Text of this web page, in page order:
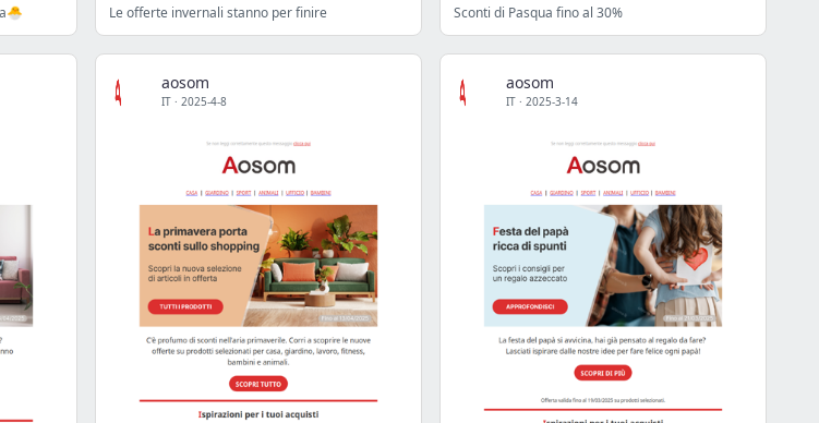
Le offerte invernali stanno per finire Sconti di Pasqua fino al 30%
aosom
IT · 2025-4-8
aosom
IT · 2025-3-14